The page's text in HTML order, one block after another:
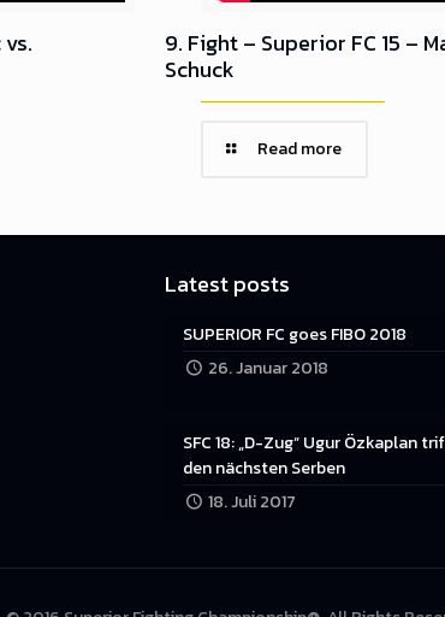
9. Fight – Superior FC 15 –
Schuck
Read more
Latest posts
SUPERIOR FC goes FIBO 2018
26. Januar 2018
SFC 18: „D-Zug“ Ugur Özkaplan
den nächsten Serben
18. Juli 2017